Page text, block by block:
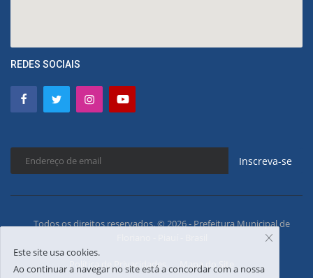
REDES SOCIAIS
Inscreva-se
Todos os direitos reservados. © 2026 - Prefeitura Municipal de
Política de Privacidades Mapa do Site
Este site usa cookies.
Ao continuar a navegar no site está a concordar com a nossa